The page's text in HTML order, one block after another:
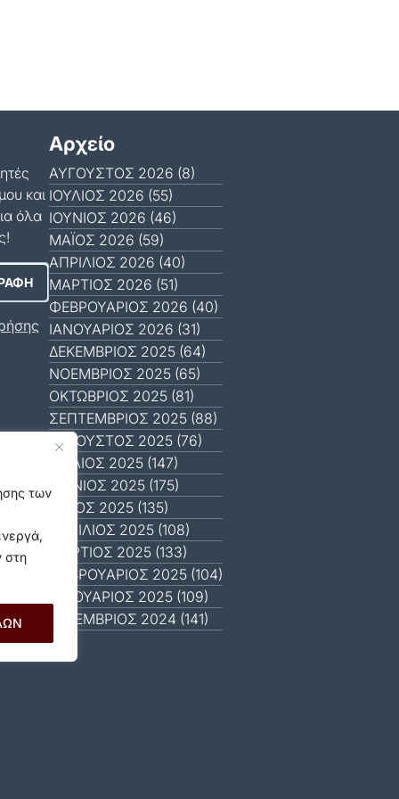
των
στη
και
όλα
.
Αρχείο
ΑΎΓΟΥΣΤΟΣ 2026 (8)
ΙΟΎΛΙΟΣ 2026 (55)
ΙΟΎΝΙΟΣ 2026 (46)
ΜΆΙΟΣ 2026 (59)
ΑΠΡΊΛΙΟΣ 2026 (40)
ΜΆΡΤΙΟΣ 2026 (51)
ΦΕΒΡΟΥΆΡΙΟΣ 2026 (40)
ΙΑΝΟΥΆΡΙΟΣ 2026 (31)
ΔΕΚΈΜΒΡΙΟΣ 2025 (64)
ΝΟΈΜΒΡΙΟΣ 2025 (65)
ΟΚΤΏΒΡΙΟΣ 2025 (81)
ΣΕΠΤΈΜΒΡΙΟΣ 2025 (88)
ΑΎΓΟΥΣΤΟΣ 2025 (76)
ΙΟΎΛΙΟΣ 2025 (147)
ΙΟΎΝΙΟΣ 2025 (175)
ΜΆΙΟΣ 2025 (135)
ΑΠΡΊΛΙΟΣ 2025 (108)
ΜΆΡΤΙΟΣ 2025 (133)
ΦΕΒΡΟΥΆΡΙΟΣ 2025 (104)
ΙΑΝΟΥΆΡΙΟΣ 2025 (109)
ΔΕΚΈΜΒΡΙΟΣ 2024 (141)